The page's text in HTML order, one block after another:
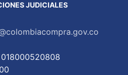
JUDICIALES